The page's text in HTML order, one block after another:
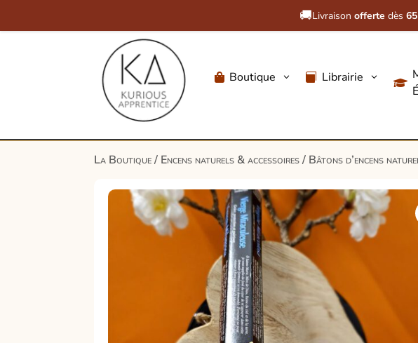
🚚Livraison offerte dès
 Boutique 3  Librairie 3

La Boutique/ Encens naturels & accessoires/ Bâtons d’encens